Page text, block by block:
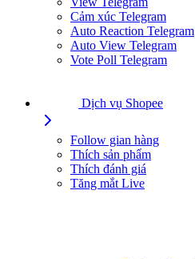
Cảm xúc Telegram
Auto Reaction Telegram
Auto View Telegram
Vote Poll Telegram
Dịch vụ Shopee
Follow gian hàng
Thích sản phẩm
Thích đánh giá
Tăng mắt Live